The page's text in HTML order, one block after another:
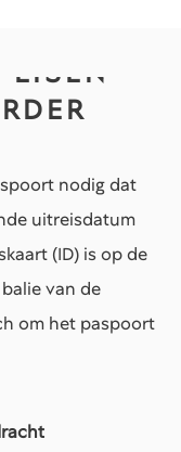
nodig dat
uitreisdatum
(ID) is op de
van de
om het paspoort